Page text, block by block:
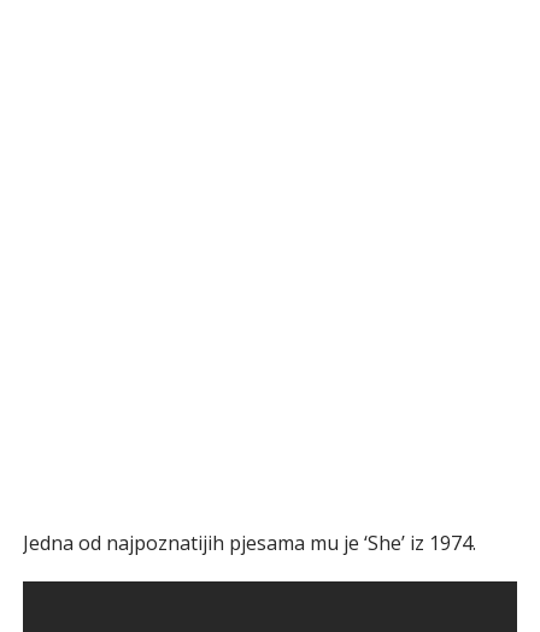
Jedna od najpoznatijih pjesama mu je ‘She’ iz 1974.